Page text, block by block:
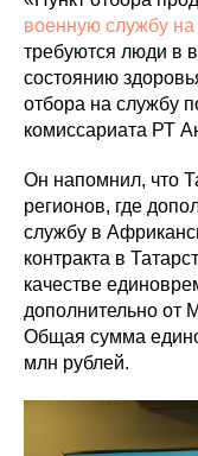
военную службу
требуются люди в
состоянию
отбора на службу
комиссариата РТ
Он напомнил, что
регионов, где
службу в
контракта в
качестве
дополнительно от
Общая сумма
млн рублей.